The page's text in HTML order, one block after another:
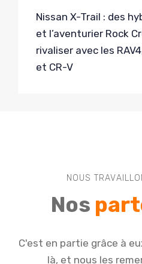
Nissan X-Trail : des
et l’aventurier Rock
rivaliser avec les
et CR-V
NOUS
Nos
C'est en partie grâce à
là, et nous les